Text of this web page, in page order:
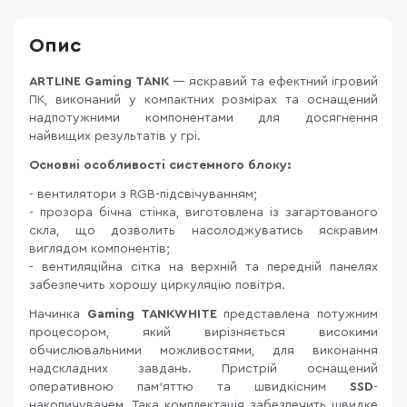
Опис
ARTLINE Gaming TANK — яскравий та ефектний ігровий
ПК, виконаний у компактних розмірах та оснащений
надпотужними компонентами для досягнення
найвищих результатів у грі.
Основні особливості системного блоку:
- вентилятори з RGB-підсвічуванням;
- прозора бічна стінка, виготовлена із загартованого
скла, що дозволить насолоджуватись яскравим
виглядом компонентів;
- вентиляційна сітка на верхній та передній панелях
забезпечить хорошу циркуляцію повітря.
Начинка Gaming TANKWHITEпредставлена потужним
процесором, який вирізняється високими
обчислювальними можливостями, для виконання
надскладних завдань. Пристрій оснащений
оперативною пам'яттю та швидкісним SSD-